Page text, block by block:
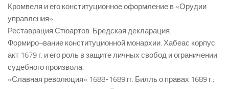
Кромвеля и его конституционное оформление в «Орудии
управления».
Реставрация Стюартов. Бредская декларация.
Формиро¬вание конституционной монархии. Хабеас корпус
акт 1679 г. и его роль в защите личных свобод и ограничении
судебного произвола.
«Славная революция» 1688-1689 гг. Билль о правах 1689 г.: